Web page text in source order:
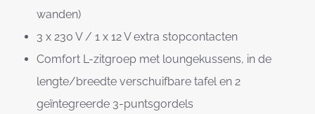
wanden)
3 x 230 V / 1 x 12 V extra stopcontacten
Comfort L-zitgroep met loungekussens, in de
lengte/breedte verschuifbare tafel en 2
geïntegreerde 3-puntsgordels